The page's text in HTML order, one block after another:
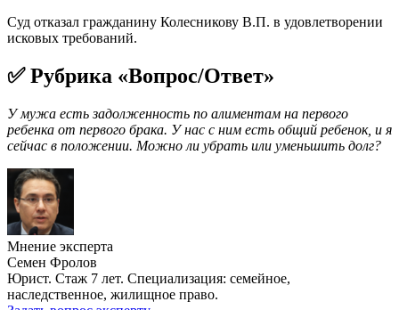
Суд отказал гражданину Колесникову В.П. в удовлетворении
исковых требований.
✅ Рубрика «Вопрос/Ответ»
У мужа есть задолженность по алиментам на первого
ребенка от первого брака. У нас с ним есть общий ребенок, и я
сейчас в положении. Можно ли убрать или уменьшить долг?
Мнение эксперта
Семен Фролов
Юрист. Стаж 7 лет. Специализация: семейное,
наследственное, жилищное право.